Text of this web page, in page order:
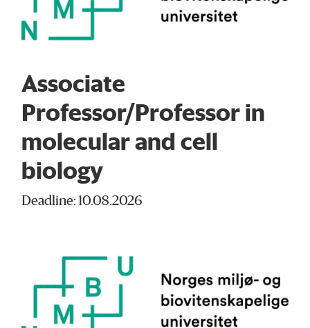
Associate
Professor/Professor in
molecular and cell
biology
Deadline: 10.08.2026